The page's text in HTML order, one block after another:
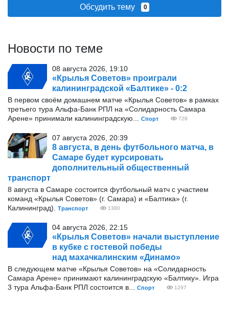
Обсудить тему 0
Новости по теме
08 августа 2026, 19:10
«Крылья Советов» проиграли
калининградской «Балтике» - 0:2
В первом своём домашнем матче «Крылья Советов» в рамках
третьего тура Альфа-Банк РПЛ на «Солидарность Самара
Арене» принимали калининградскую...
Спорт 728
07 августа 2026, 20:39
8 августа, в день футбольного матча, в
Самаре будет курсировать
дополнительный общественный
транспорт
8 августа в Самаре состоится футбольный матч с участием
команд «Крылья Советов» (г. Самара) и «Балтика» (г.
Калининград).
Транспорт 1380
04 августа 2026, 22:15
«Крылья Советов» начали выступление
в кубке с гостевой победы
над махачкалинским «Динамо»
В следующем матче «Крылья Советов» на «Солидарность
Самара Арене» принимают калининградскую «Балтику». Игра
3 тура Альфа-Банк РПЛ состоится в...
Спорт 1297